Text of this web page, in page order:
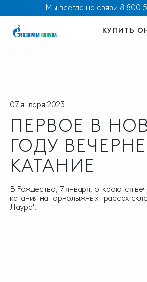
Мы всегда на связи 8 800
КУПИТЬ
07 января 2023
ПЕРВОЕ В
ГОДУ
КАТАНИЕ
В Рождество, 7 января, откроются
катания на горнолыжных трассах
Лаура".